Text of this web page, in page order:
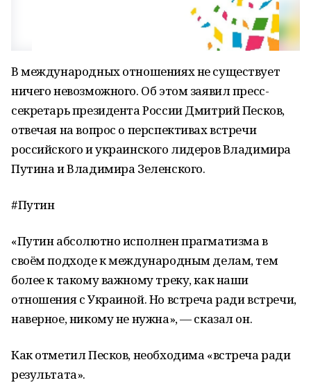
В международных отношениях не существует
ничего невозможного. Об этом заявил пресс-
секретарь президента России Дмитрий Песков,
отвечая на вопрос о перспективах встречи
российского и украинского лидеров Владимира
Путина и Владимира Зеленского.
#Путин
«Путин абсолютно исполнен прагматизма в
своём подходе к международным делам, тем
более к такому важному треку, как наши
отношения с Украиной. Но встреча ради встречи,
наверное, никому не нужна», — сказал он.
Как отметил Песков, необходима «встреча ради
результата».